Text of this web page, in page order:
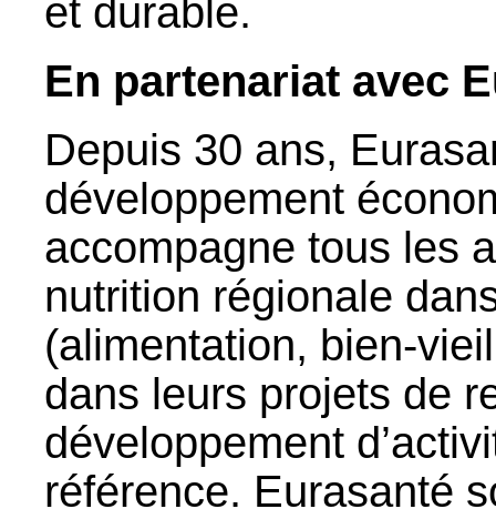
et durable.
En partenariat avec
Depuis 30 ans,
développement
accompagne tous les
nutrition régionale
(alimentation, bien-
dans leurs projets de
développement
référence. Eurasanté